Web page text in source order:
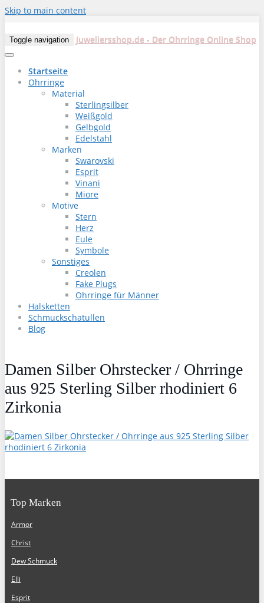
Skip to main content
Toggle navigation Juweliersshop.de - Der Ohrringe Online Shop
Startseite
Ohrringe
Material
Sterlingsilber
Weißgold
Gelbgold
Edelstahl
Marken
Swarovski
Esprit
Vinani
Miore
Motive
Stern
Herz
Eule
Symbole
Sonstiges
Creolen
Fake Plugs
Ohrringe für Männer
Halsketten
Schmuckschatullen
Blog
Damen Silber Ohrstecker / Ohrringe
aus 925 Sterling Silber rhodiniert 6
Zirkonia
Top Marken
Armor
Christ
Dew Schmuck
Elli
Esprit